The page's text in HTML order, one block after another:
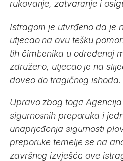
rukovanje, zatvaranje i
Istragom je utvrđeno da je
utjecao na ovu tešku
tih čimbenika u određenoj
združeno, utjecao je na
doveo do tragičnog ishoda.
Upravo zbog toga
sigurnosnih preporuka i
unaprjeđenja sigurnosti
preporuke temelje se na
završnog izvješća ove